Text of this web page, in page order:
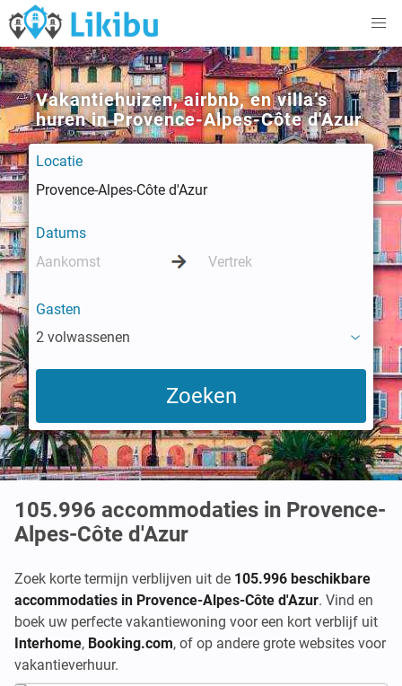
Vakantiehuizen, airbnb, en villa’s
huren in Provence-Alpes-Côte d'Azur
Locatie
Datums
Gasten
2 volwassenen
105.996 accommodaties in Provence-
Alpes-Côte d'Azur
Zoek korte termijn verblijven uit de 105.996 beschikbare
accommodaties in Provence-Alpes-Côte d'Azur. Vind en
boek uw perfecte vakantiewoning voor een kort verblijf uit
Interhome, Booking.com, of op andere grote websites voor
vakantieverhuur.